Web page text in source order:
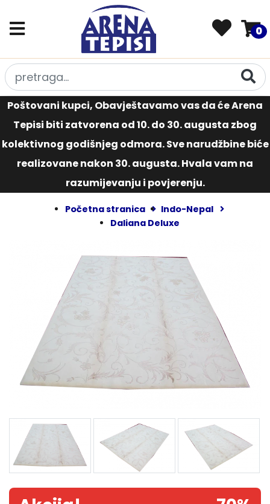
0
Poštovani kupci, Obavještavamo vas da će Arena
Tepisi biti zatvorena od 10. do 30. augusta zbog
kolektivnog godišnjeg odmora. Sve narudžbine biće
realizovane nakon 30. augusta. Hvala vam na
razumijevanju i povjerenju.
Početna stranica
Indo-Nepal
Daliana Deluxe